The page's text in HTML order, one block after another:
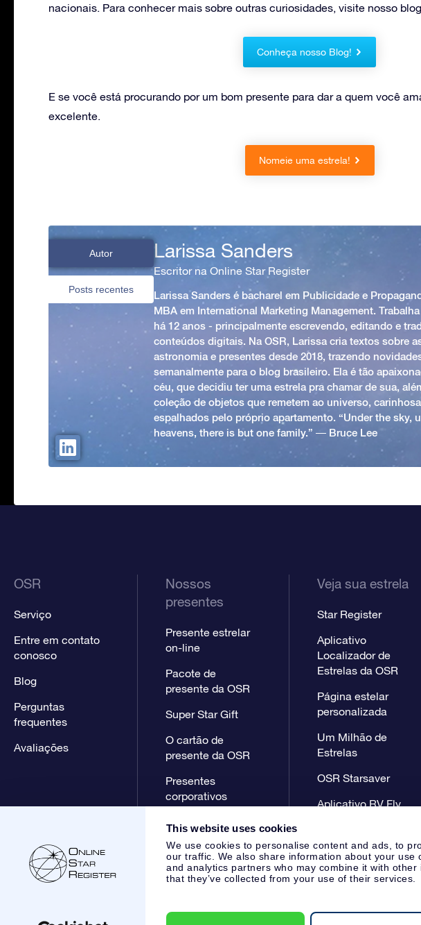
This website uses cookies
We use cookies to personalise content and ads, to
our traffic. We also share information about your
and analytics partners who may combine it with
that they’ve collected from your use of their services.
nacionais. Para conhecer mais sobre outras curiosidades, visite nosso
Conheça nosso Blog!
E se você está procurando por um bom presente para dar a quem você
excelente.
Nomeie uma estrela!
Autor
Posts recentes
Larissa Sanders
Escritor na Online Star Register
Larissa Sanders é bacharel em Publicidade e
MBA em International Marketing Management. Trabalha
há 12 anos - principalmente escrevendo, editando e
conteúdos digitais. Na OSR, Larissa cria textos sobre
astronomia e presentes desde 2018, trazendo
semanalmente para o blog brasileiro. Ela é tão
céu, que decidiu ter uma estrela pra chamar de sua,
coleção de objetos que remetem ao universo,
espalhados pelo próprio apartamento. “Under the sky,
heavens, there is but one family.” ― Bruce Lee
OSR
Serviço
Entre em contato
conosco
Blog
Perguntas
frequentes
Avaliações
Nossos
presentes
Presente estrelar
on-line
Pacote de
presente da OSR
Super Star Gift
O cartão de
presente da OSR
Presentes
corporativos
Veja sua estrela
Star Register
Aplicativo
Localizador de
Estrelas da OSR
Página estelar
personalizada
Um Milhão de
Estrelas
OSR Starsaver
Aplicativo RV Fly